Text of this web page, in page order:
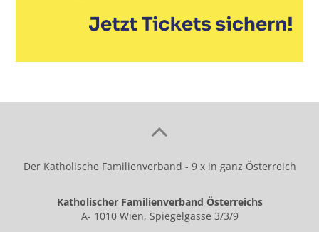
Der Katholische Familienverband - 9 x in ganz Österreich
Katholischer Familienverband Österreichs
A- 1010 Wien, Spiegelgasse 3/3/9